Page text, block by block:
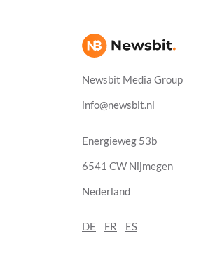
Newsbit Media Group
info@newsbit.nl
Energieweg 53b
6541 CW Nijmegen
Nederland
DE FR ES